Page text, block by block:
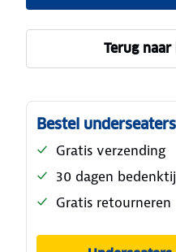
Terug
Bestel
Gratis verzending
30 dagen
Gratis retourneren